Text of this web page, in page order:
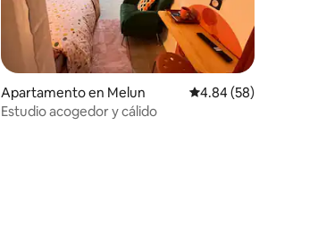
Apartamento en Melun Calificación
4.84 (58)
Estudio acogedor y cálido